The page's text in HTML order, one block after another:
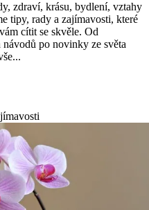
zdraví, krásu, bydlení, vztahy
tipy, rady a zajímavosti, které
cítit se skvěle. Od
po novinky ze světa